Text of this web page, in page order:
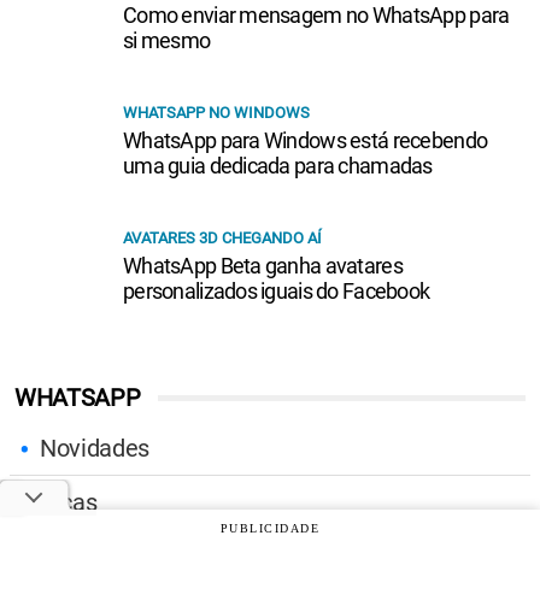
WHATSAPP
Novidades
Dicas
Como enviar mensagem no WhatsApp para
si mesmo
WHATSAPP NO WINDOWS
WhatsApp para Windows está recebendo
uma guia dedicada para chamadas
AVATARES 3D CHEGANDO AÍ
WhatsApp Beta ganha avatares
personalizados iguais do Facebook
PUBLICIDADE